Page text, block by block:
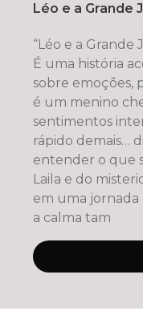
Léo e a Grande
“Léo e a Grande
É uma história
sobre emoções,
é um menino
sentimentos
rápido demais…
entender o que
Laila e do
em uma jornada
a calma tam